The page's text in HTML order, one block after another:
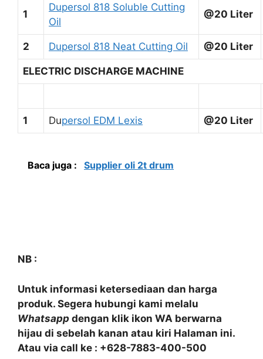
1
Dupersol 818 Soluble Cutting
Oil
@20 Liter
2 Dupersol 818 Neat Cutting Oil @20 Liter
ELECTRIC DISCHARGE MACHINE
1 Dupersol EDM Lexis @20 Liter
Baca juga : Supplier oli 2t drum
NB :
Untuk informasi ketersediaan dan harga
produk. Segera hubungi kami melalu
Whatsapp dengan klik ikon WA berwarna
hijau di sebelah kanan atau kiri Halaman ini.
Atau via call ke : +628-7883-400-500